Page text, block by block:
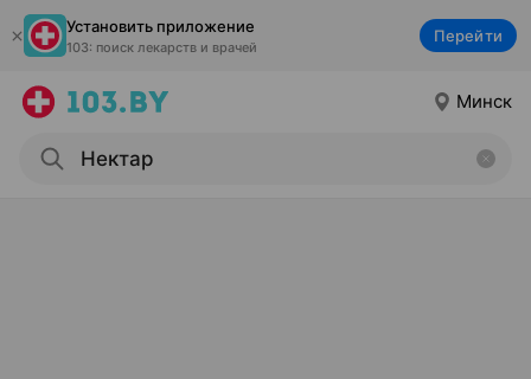
Установить приложение
103: поиск лекарств и врачей
Перейти
Минск